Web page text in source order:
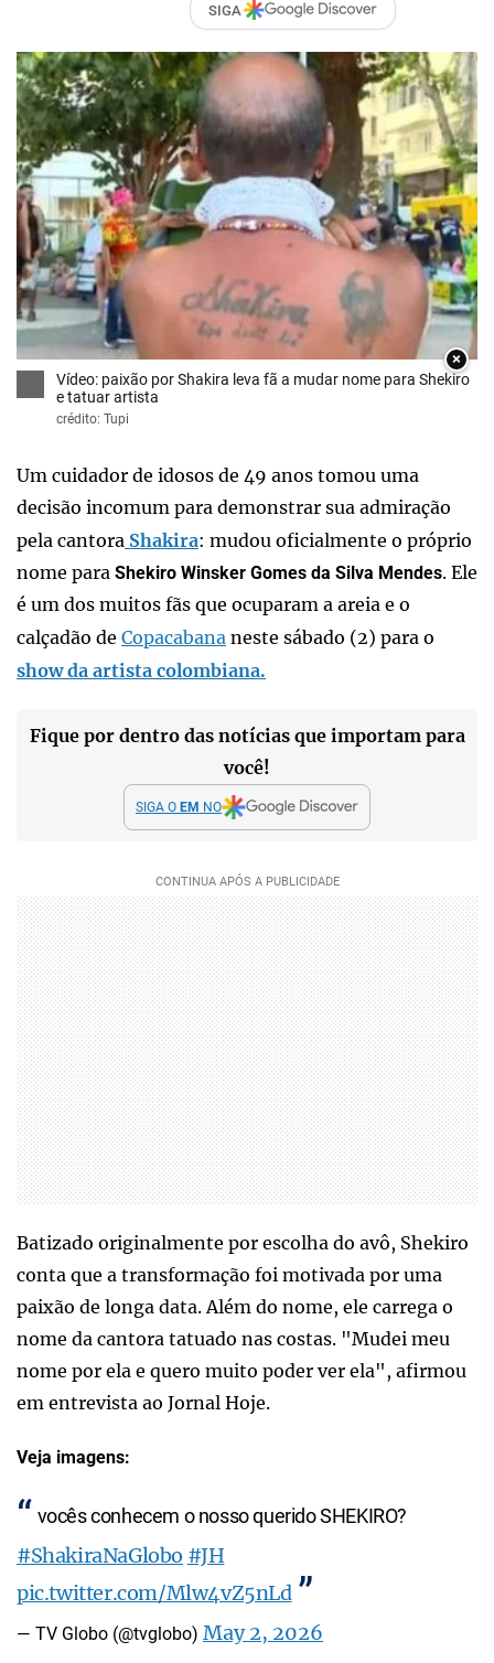
SIGA
×
Vídeo: paixão por Shakira leva fã a mudar nome para Shekiro
e tatuar artista
crédito: Tupi
Um cuidador de idosos de 49 anos tomou uma
decisão incomum para demonstrar sua admiração
pela cantora Shakira: mudou oficialmente o próprio
nome para Shekiro Winsker Gomes da Silva Mendes. Ele
é um dos muitos fãs que ocuparam a areia e o
calçadão de Copacabana neste sábado (2) para o
show da artista colombiana.
Fique por dentro das notícias que importam para
você!
SIGA O EM NO
Batizado originalmente por escolha do avô, Shekiro
conta que a transformação foi motivada por uma
paixão de longa data. Além do nome, ele carrega o
nome da cantora tatuado nas costas. "Mudei meu
nome por ela e quero muito poder ver ela", afirmou
em entrevista ao Jornal Hoje.
Veja imagens:
vocês conhecem o nosso querido SHEKIRO?
#ShakiraNaGlobo #JH
pic.twitter.com/Mlw4vZ5nLd
— TV Globo (@tvglobo) May 2, 2026